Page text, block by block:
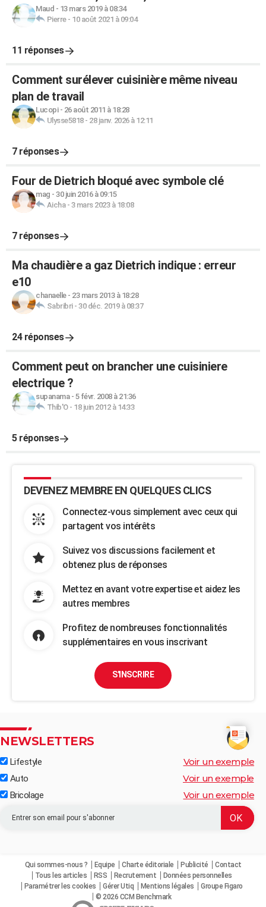
Maud - 13 mars 2019 à 08:34
Pierre- 10 août 2021 à 09:04
11 réponses
Comment surélever cuisinière même niveau
plan de travail
Lucopi- 26 août 2011 à 18:28
Ulysse5818- 28 janv. 2026 à 12:11
7 réponses
Four de Dietrich bloqué avec symbole clé
mag - 30 juin 2016 à 09:15
Aicha- 3 mars 2023 à 18:08
7 réponses
Ma chaudière a gaz Dietrich indique : erreur
e10
chanaelle- 23 mars 2013 à 18:28
Sabribri- 30 déc. 2019 à 08:37
24 réponses
Comment peut on brancher une cuisiniere
electrique ?
supanama- 5 févr. 2008 à 21:36
Thib'O- 18 juin 2012 à 14:33
5 réponses
DEVENEZ MEMBRE EN QUELQUES CLICS
Connectez-vous simplement avec ceux qui
partagent vos intérêts
Suivez vos discussions facilement et
obtenez plus de réponses
Mettez en avant votre expertise et aidez les
autres membres
Profitez de nombreuses fonctionnalités
supplémentaires en vous inscrivant
S'INSCRIRE
NEWSLETTERS
Lifestyle Voir un exemple
Auto Voir un exemple
Bricolage Voir un exemple
Qui sommes-nous ? Equipe Charte éditoriale Publicité
Contact
Tous les articles
RSS Recrutement
Données personnelles
Paramétrer les cookies
Gérer Utiq Mentions légales
Groupe Figaro
© 2026 CCM Benchmark